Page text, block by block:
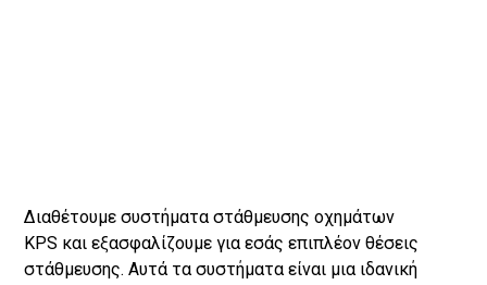
Διαθέτουμε συστήματα στάθμευσης οχημάτων
KPS και εξασφαλίζουμε για εσάς επιπλέον θέσεις
στάθμευσης. Αυτά τα συστήματα είναι μια ιδανική